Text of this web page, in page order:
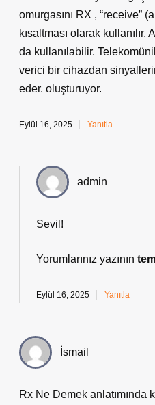
omurgasını RX , “receive”
kısaltması olarak kullanılır.
da kullanılabilir.
verici bir cihazdan
eder. oluşturuyor.
Eylül 16, 2025 Yanıtla
admin
Sevil!
Yorumlarınız yazının
Eylül 16, 2025 Yanıtla
İsmail
Rx Ne Demek anlatımında